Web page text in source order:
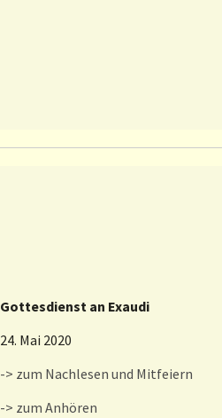
Gottesdienst an Exaudi
24. Mai 2020
-> zum Nachlesen und Mitfeiern
-> zum Anhören